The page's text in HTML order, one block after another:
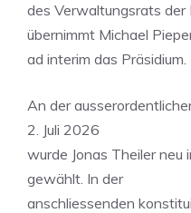
des Verwaltungsrats der
übernimmt Michael
ad interim das Präsidium.
An der
2. Juli 2026
wurde Jonas Theiler
gewählt. In der
anschliessenden